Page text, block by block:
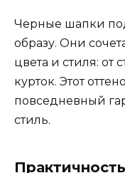
Черные шапки
образу. Они
цвета и стиля: от
курток. Этот
повседневный
стиль.